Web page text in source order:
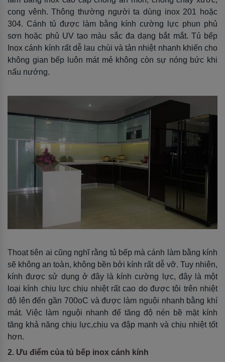
cong vênh. Thông thường người ta dùng inox 201 hoặc
304. Cánh tủ được làm bằng kính cường lực phun phủ
sơn hoặc phủ UV tạo màu sắc đa dạng bắt mắt. Tủ bếp
Inox cánh kính rất dễ lau chùi và tản nhiệt nhanh khiến cho
không gian bếp luôn mát mẻ không còn sự nóng bức khi
nấu nướng.
Thoạt tiên ai cũng nghĩ rằng tủ bếp mà cánh làm bằng kính
sẽ không an toàn, không bền bởi kính rất dễ vỡ. Tuy nhiên,
kính được sử dụng ở đây là kính cường lực, đây là một
loại kính chịu lực chịu nhiệt rất cao do được tôi trên nhiệt
độ lên đến gần 700oC và được làm nguội nhanh bằng khí
mát. Việc làm nguội nhanh để tăng độ nén bề mặt kính
tăng khả năng chịu lực,chịu va đập mạnh và chịu nhiệt tốt
hơn.
2. Ưu điểm của tủ bếp inox cánh kính